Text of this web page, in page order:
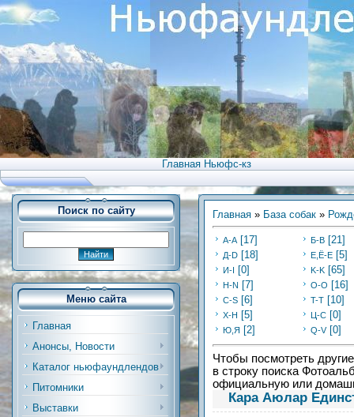
Главная Ньюфс-кз
Поиск по сайту
Меню сайта
Главная
Анонсы, Новости
Каталог ньюфаундлендов
Питомники
Выставки
Главная » База собак »
А-А [17] Б-В [21]
Д-D [18] Е,Ё-Е [5]
И-I [0] K-K [65]
Н-N [7] O-O [16]
C-S [6] T-T [10]
Х-H [5] Ц-C [0]
Ю,Я [2] Q-V [0]
Чтобы посмотреть
в строку поиска
официальную или
Кара Аюлар